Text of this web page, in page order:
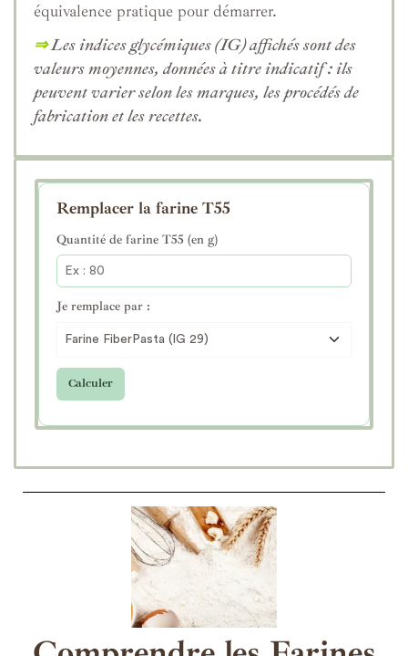
équivalence pratique pour démarrer.
⇒Les indices glycémiques (IG) affichés sont des
valeurs moyennes, données à titre indicatif : ils
peuvent varier selon les marques, les procédés de
fabrication et les recettes.
Remplacer la farine T55
Quantité de farine T55 (en g)
Je remplace par :
Calculer